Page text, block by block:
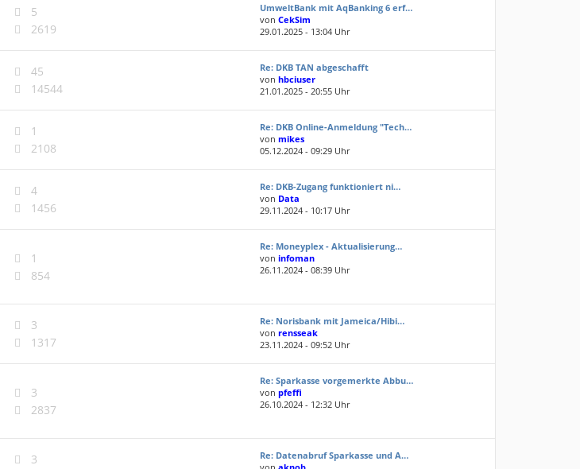
5
2619
UmweltBank mit AqBanking 6 erf…
vonCekSim
29.01.2025 - 13:04 Uhr
45
14544
Re: DKB TAN abgeschafft
vonhbciuser
21.01.2025 - 20:55 Uhr
1
2108
Re: DKB Online-Anmeldung "Tech…
vonmikes
05.12.2024 - 09:29 Uhr
4
1456
Re: DKB-Zugang funktioniert ni…
von Data
29.11.2024 - 10:17 Uhr
1
854
Re: Moneyplex - Aktualisierung…
voninfoman
26.11.2024 - 08:39 Uhr
3
1317
Re: Norisbank mit Jameica/Hibi…
vonrensseak
23.11.2024 - 09:52 Uhr
3
2837
Re: Sparkasse vorgemerkte Abbu…
vonpfeffi
26.10.2024 - 12:32 Uhr
3
Re: Datenabruf Sparkasse und A…